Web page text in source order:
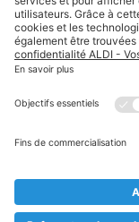
Textes marqués
* Nous vendons ces
au cas où, malgré le
prématurément en
** Sur ce site,